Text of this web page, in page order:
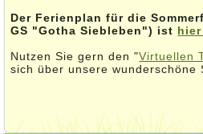
Der Ferienplan für die
GS "Gotha Siebleben") ist
Nutzen Sie gern den "Virtuellen
sich über unsere wunderschöne